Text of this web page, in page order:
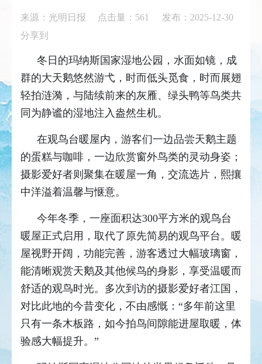
来源：光明日报 点击量： 561
发布：2025-12-30
分享到
冬日的玛纳斯国家湿地公园，水面如镜，成
群的大天鹅悠然游弋，时而低头觅食，时而展翅
轻拍涟漪，与陆续前来的灰雁、绿头鸭等鸟类共
同为静谧的湿地注入盎然生机。
在观鸟台暖屋内，游客们一边品尝天鹅主题
的蛋糕与咖啡，一边欣赏窗外鸟类的灵动身姿；
摄影爱好者则聚集在暖屋一角，交流选片，熙攘
中洋溢着温馨与惬意。
今年冬季，一座面积达300平方米的观鸟台
暖屋正式启用，取代了原先简易的观鸟平台。暖
屋视野开阔，功能完善，游客透过大幅玻璃窗，
能清晰观赏天鹅及其他候鸟的身影，享受温暖而
舒适的观鸟时光。多次到访的摄影爱好者江国，
对比此地的今昔变化，不由感慨：“多年前这里
只有一条木板路，如今拍鸟间隙能进屋取暖，体
验感大幅提升。”